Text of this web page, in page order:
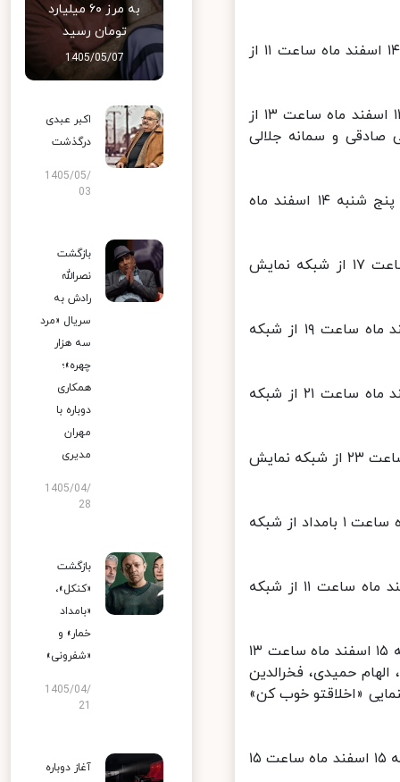
فیلم سینمایی «پدران و دختران» به کارگردانی «گابریل ماکینو»، پنج شنبه ۱۴ اسفند ماه ساعت ۱۱ از
فیلم تلویزیونی «راز خانه بهجت» به کارگردانی «محسن ربیعی»، پنج شنبه ۱۴ اسفند ماه ساعت ۱۳ از
و سمانه جلالی
فیلم سینمایی «درس هایی از یک رویا» به کارگردانی «سباستین گروبلر»، پنج شنبه ۱۴ اسفند ماه
فیلم سینمایی «عبور» به کارگردانی «جان وو»، پنج شنبه ۱۴ اسفند ماه ساعت ۱۷ از شبکه نمایش
فیلم سینمایی «مرد خانواده» به کارگردانی «برت راتنر»، پنج شنبه ۱۴ اسفند ماه ساعت ۱۹ از شبکه
فیلم سینمایی «غول پول» به کارگردانی «جودی فاستر»، پنج شنبه ۱۴ اسفند ماه ساعت ۲۱ از شبکه
فیلم سینمایی «جزیره» به کارگردانی «مایکل بای»، پنج شنبه ۱۴ اسفند ماه ساعت ۲۳ از شبکه نمایش
فیلم سینمایی «هری کثیف» به کارگردانی «دان سیگل»، جمعه ۱۵ اسفند ماه ساعت ۱ بامداد از شبکه
فیلم سینمایی «سفرهای گالیور» به کارگردانی «راب لترمن»، جمعه ۱۵ اسفند ماه ساعت ۱۱ از شبکه
فیلم سینمایی «اخلاقتو خوب کن» به کارگردانی «سیدمسعود اطیابی»، جمعه ۱۵ اسفند ماه ساعت ۱۳
حمیدی، فخرالدین
«اخلاقتو خوب کن»
فیلم سینمایی «مادرم و دیوانگان خانواده» به کارگردانی «ایبولیا فکته»، جمعه ۱۵ اسفند ماه ساعت ۱۵
به مرز ۶۰ میلیارد
تومان رسید
1405/05/07
اکبر عبدی
درگذشت
1405/05/
03
بازگشت
نصرالله
رادش به
سریال «مرد
سه هزار
چهره»؛
همکاری
دوباره با
مهران
مدیری
1405/04/
28
بازگشت
«کنکل»،
«بامداد
خمار» و
«شفرونی»
1405/04/
آغاز دوباره